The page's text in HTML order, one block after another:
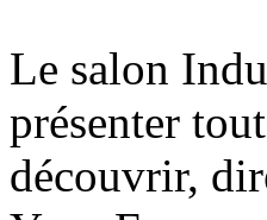
Le salon
présenter
découvrir,